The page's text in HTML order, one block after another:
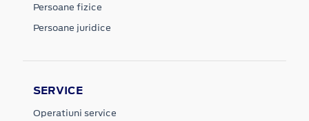
Persoane fizice
Persoane juridice
SERVICE
Operatiuni service